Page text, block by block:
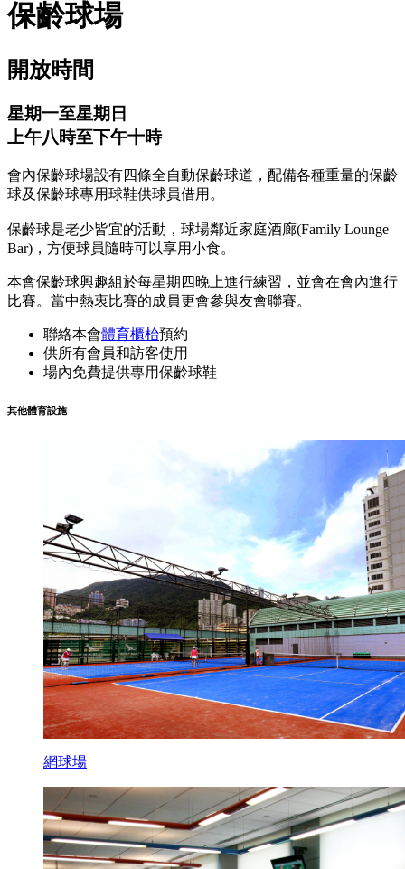
保齡球場
開放時間
星期一至星期日
上午八時至下午十時
會內保齡球場設有四條全自動保齡球道，配備各種重量的保齡
球及保齡球專用球鞋供球員借用。
保齡球是老少皆宜的活動，球場鄰近家庭酒廊(Family Lounge
Bar)，方便球員隨時可以享用小食。
本會保齡球興趣組於每星期四晚上進行練習，並會在會內進行
比賽。當中熱衷比賽的成員更會參與友會聯賽。
聯絡本會體育櫃枱預約
供所有會員和訪客使用
場內免費提供專用保齡球鞋
其他體育設施
網球場